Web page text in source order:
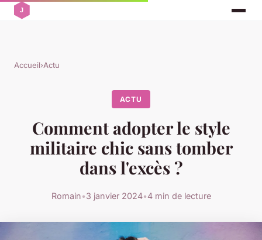
Accueil›Actu
ACTU
Comment adopter le style
militaire chic sans tomber
dans l'excès ?
Romain•3 janvier 2024•4 min de lecture